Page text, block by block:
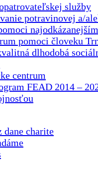
služby
potravinovej a/
pomoci človeku
dlhodobá
centrum
FEAD 2014 –
dane charite